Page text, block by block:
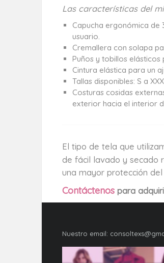
Las características del
Capucha ergonómica de
usuario.
Cremallera con solapa
Puños y tobillos
Cintura elástica para un
Tallas disponibles: S a
Costuras cosidas
exterior hacia el interior
El tipo de tela que
de fácil lavado y secado
una mayor protección del
Contáctenos para
Nuestro email: